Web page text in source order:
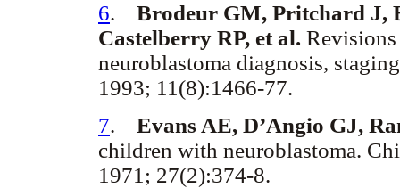
6. Brodeur GM, Pritchard J,
Castelberry RP, et al.
neuroblastoma diagnosis,
1993; 11(8):1466-77.
7. Evans AE, D’Angio GJ,
children with neuroblastoma.
1971; 27(2):374-8.